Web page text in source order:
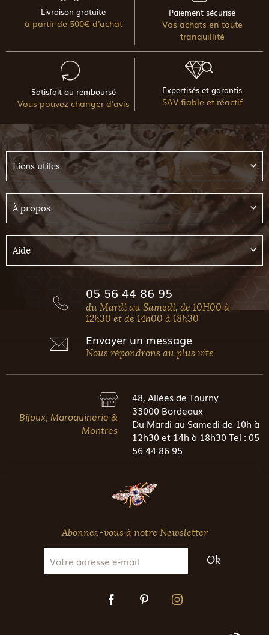
Livraison gratuite
à partir de 500€ d'achat
Paiement sécurisé
Vos achats en toute
tranquillité
Satisfait ou remboursé
Vous pouvez changer d'avis
Expertisés et garantis
SAV fiable et réactif
Liens utiles
À propos
Aide
05 56 44 86 95
du Mardi au Samedi, de 10H00 à
12h30 et de 14h00 à 18h30
Envoyer un message
Nous répondrons au plus vite
Bijoux, Maroquinerie &
Montres
48, Allées de Tourny
33000 Bordeaux
Du Mardi au Samedi de 10h à
12h30 et 14h à 18h30 Tel : 05
56 44 86 95
Abonnez-vous à notre Newsletter
Ok